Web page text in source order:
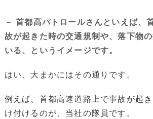
－ 首都高パトロールさんといえば、
故が起きた時の交通規制や、落下物
いる、というイメージです。
はい、大まかにはその通りです。
例えば、首都高速道路上で事故が起
け付けるのが、当社の隊員です。